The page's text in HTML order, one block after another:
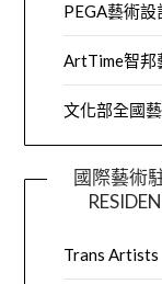
PEGA藝術設
ArtTime智邦
文化部全國
國際藝術
Trans Artists